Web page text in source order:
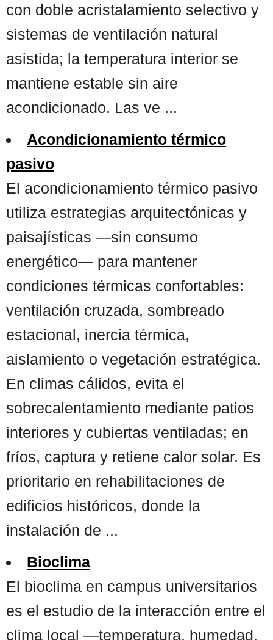
con doble acristalamiento selectivo y
sistemas de ventilación natural
asistida; la temperatura interior se
mantiene estable sin aire
acondicionado. Las ve ...
Acondicionamiento térmico
pasivo
El acondicionamiento térmico pasivo
utiliza estrategias arquitectónicas y
paisajísticas —sin consumo
energético— para mantener
condiciones térmicas confortables:
ventilación cruzada, sombreado
estacional, inercia térmica,
aislamiento o vegetación estratégica.
En climas cálidos, evita el
sobrecalentamiento mediante patios
interiores y cubiertas ventiladas; en
fríos, captura y retiene calor solar. Es
prioritario en rehabilitaciones de
edificios históricos, donde la
instalación de ...
Bioclima
El bioclima en campus universitarios
es el estudio de la interacción entre el
clima local —temperatura, humedad,